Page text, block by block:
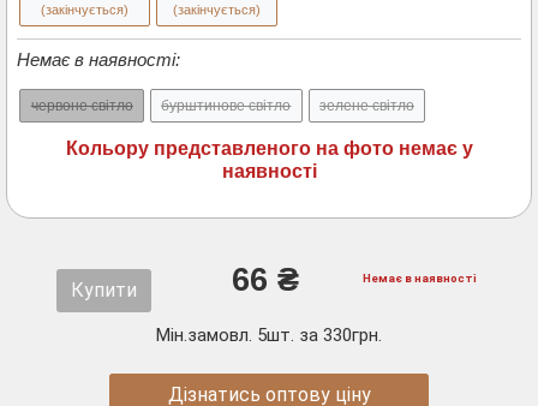
(закінчується) (закінчується)
Немає в наявності:
червоне світло бурштинове світло зелене світло
Кольору представленого на фото немає у
наявності
Купити 66 ₴ Немає в наявності
Мін.замовл. 5шт. за 330грн.
Дізнатись оптову ціну